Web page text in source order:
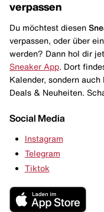
verpassen
Du möchtest diesen
verpassen, oder über
werden? Dann hol dir
Sneaker App . Dort
Kalender, sondern
Deals & Neuheiten.
Social Media
Instagram
Telegram
Tiktok